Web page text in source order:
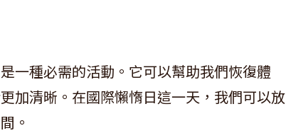
一種必需的活動。它可以幫助我們恢復體
加清晰。在國際懶惰日這一天，我們可以放
。